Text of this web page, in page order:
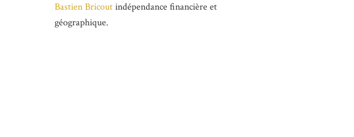
Bastien Bricoutindépendance financière et
géographique.